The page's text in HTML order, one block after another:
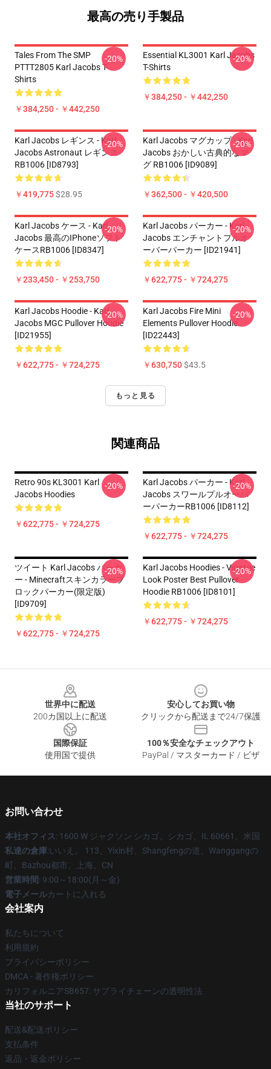
最高の売り手製品
Tales From The SMP
PTTT2805 Karl Jacobs T-
Shirts
￥384,250 - ￥442,250
-20%
Essential KL3001 Karl Jacobs
T-Shirts
￥384,250 - ￥442,250
-20%
Karl Jacobs レギンス - Karl
Jacobs Astronaut レギンス
RB1006 [ID8793]
￥419,775$28.95
-20%
Karl Jacobs マグカップ - Karl
Jacobs おかしい古典的なマ
グ RB1006 [ID9089]
￥362,500 - ￥420,500
-20%
Karl Jacobs ケース - Karl
Jacobs 最高のiPhoneソフト
ケースRB1006 [ID8347]
￥233,450 - ￥253,750
-20%
Karl Jacobs パーカー - Karl
Jacobs エンチャントプルオ
ーバーパーカー [ID21941]
￥622,775 - ￥724,275
-20%
Karl Jacobs Hoodie - Karl
Jacobs MGC Pullover Hoodie
[ID21955]
￥622,775 - ￥724,275
-20%
Karl Jacobs Fire Mini
Elements Pullover Hoodie
[ID22443]
￥630,750$43.5
-20%
もっと見る
関連商品
Retro 90s KL3001 Karl
Jacobs Hoodies
￥622,775 - ￥724,275
-20%
Karl Jacobs パーカー - Karl
Jacobs スワールプルオーバ
ーパーカーRB1006 [ID8112]
￥622,775 - ￥724,275
-20%
ツイート Karl Jacobs パーカ
ー - Minecraftスキンカラーブ
ロックパーカー(限定版)
[ID9709]
￥622,775 - ￥724,275
-20%
Karl Jacobs Hoodies - Vinatge
Look Poster Best Pullover
Hoodie RB1006 [ID8101]
￥622,775 - ￥724,275
-20%
世界中に配送
200カ国以上に配送
安心してお買い物
クリックから配送まで24/7保護
国際保証
使用国で提供
100％安全なチェックアウト
PayPal / マスターカード / ビザ
お問い合わせ
本社オフィス: 1600 W ジャクソン シカゴ、シカゴ、IL 60661、米国
私達の倉庫:いいえ。 113、Yixin村、Shangfengの道、Wanggangの
町、Bazhou都市、上海、CN
営業時間: 9:00～18:00(月～金)
電子メールカートに入れる
会社案内
私たちについて
利用規約
プライバシーポリシー
DMCA - 著作権ポリシー
カリフォルニアSB657: サプライチェーンの透明性法
当社のサポート
配送&配送ポリシー
支払条件
返品・返金ポリシー